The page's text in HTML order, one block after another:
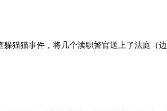
猫猫事件，将几个渎职警官送上了法庭（